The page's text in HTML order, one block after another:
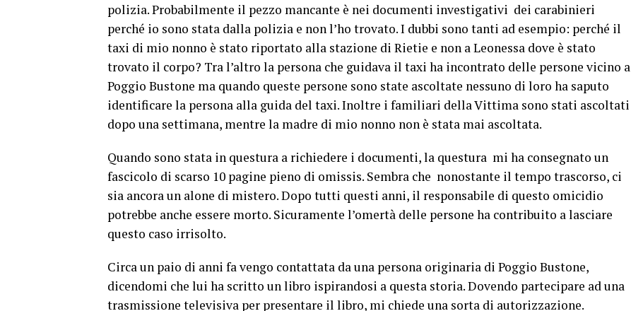
polizia. Probabilmente il pezzo mancante è nei documenti investigativi dei carabinieri
perché io sono stata dalla polizia e non l’ho trovato. I dubbi sono tanti ad esempio: perché il
taxi di mio nonno è stato riportato alla stazione di Rietie e non a Leonessa dove è stato
trovato il corpo? Tra l’altro la persona che guidava il taxi ha incontrato delle persone vicino a
Poggio Bustone ma quando queste persone sono state ascoltate nessuno di loro ha saputo
identificare la persona alla guida del taxi. Inoltre i familiari della Vittima sono stati ascoltati
dopo una settimana, mentre la madre di mio nonno non è stata mai ascoltata.
Quando sono stata in questura a richiedere i documenti, la questura mi ha consegnato un
fascicolo di scarso 10 pagine pieno di omissis. Sembra che nonostante il tempo trascorso, ci
sia ancora un alone di mistero. Dopo tutti questi anni, il responsabile di questo omicidio
potrebbe anche essere morto. Sicuramente l’omertà delle persone ha contribuito a lasciare
questo caso irrisolto.
Circa un paio di anni fa vengo contattata da una persona originaria di Poggio Bustone,
dicendomi che lui ha scritto un libro ispirandosi a questa storia. Dovendo partecipare ad una
trasmissione televisiva per presentare il libro, mi chiede una sorta di autorizzazione.